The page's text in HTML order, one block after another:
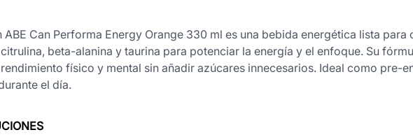
Can Performa Energy Orange 330 ml es una bebida energética lista
beta-alanina y taurina para potenciar la energía y el enfoque. Su
físico y mental sin añadir azúcares innecesarios. Ideal como pre-
el día.